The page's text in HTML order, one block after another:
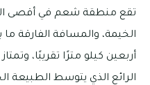
تقع منطقة شعم في أقصى
الخيمة، والمسافة الفارقة ما
أربعين كيلو مترًا تقريبًا،
الرائع الذي يتوسط الطبيعة